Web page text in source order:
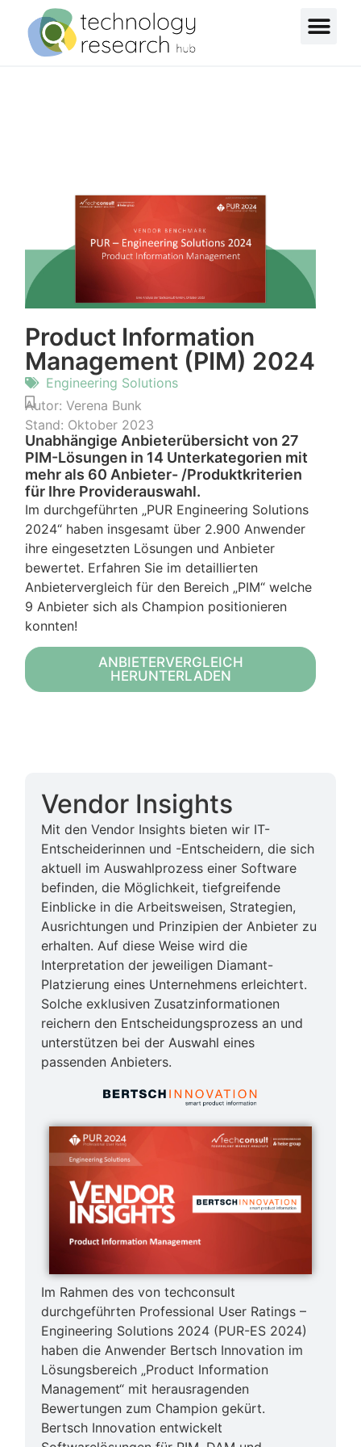
Product Information
Management (PIM) 2024
Engineering Solutions
Autor: Verena Bunk
Stand: Oktober 2023
Unabhängige Anbieterübersicht von 27
PIM-Lösungen in 14 Unterkategorien mit
mehr als 60 Anbieter- /Produktkriterien
für Ihre Providerauswahl.
Im durchgeführten „PUR Engineering Solutions
2024“ haben insgesamt über 2.900 Anwender
ihre eingesetzten Lösungen und Anbieter
bewertet. Erfahren Sie im detaillierten
Anbietervergleich für den Bereich „PIM“ welche
9 Anbieter sich als Champion positionieren
konnten!
ANBIETERVERGLEICH
HERUNTERLADEN
Vendor Insights
Mit den Vendor Insights bieten wir IT-
Entscheiderinnen und -Entscheidern, die sich
aktuell im Auswahlprozess einer Software
befinden, die Möglichkeit, tiefgreifende
Einblicke in die Arbeitsweisen, Strategien,
Ausrichtungen und Prinzipien der Anbieter zu
erhalten. Auf diese Weise wird die
Interpretation der jeweiligen Diamant-
Platzierung eines Unternehmens erleichtert.
Solche exklusiven Zusatzinformationen
reichern den Entscheidungsprozess an und
unterstützen bei der Auswahl eines
passenden Anbieters.
Im Rahmen des von techconsult
durchgeführten Professional User Ratings –
Engineering Solutions 2024 (PUR-ES 2024)
haben die Anwender Bertsch Innovation im
Lösungsbereich „Product Information
Management“ mit herausragenden
Bewertungen zum Champion gekürt.
Bertsch Innovation entwickelt